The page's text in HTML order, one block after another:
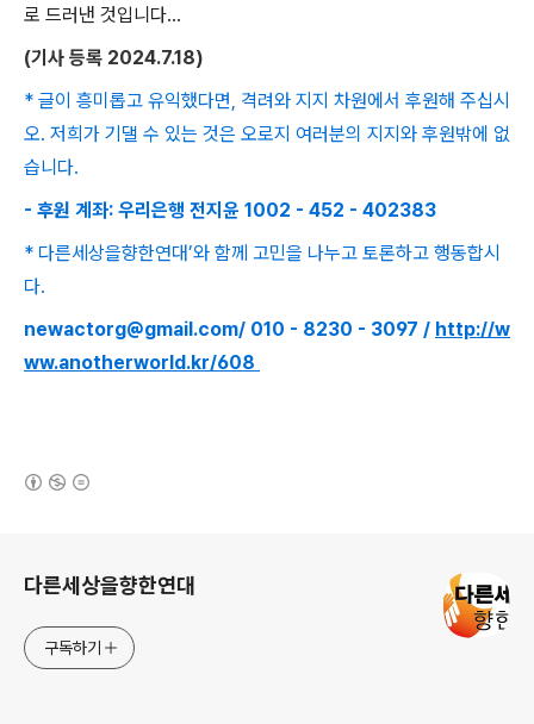
로 드러낸 것입니다...
(기사 등록 2024.7.18)
* 글이 흥미롭고 유익했다면, 격려와 지지 차원에서 후원해 주십시
오. 저희가 기댈 수 있는 것은 오로지 여러분의 지지와 후원밖에 없
습니다.
- 후원 계좌: 우리은행 전지윤 1002 - 452 - 402383
* 다른세상을향한연대’와 함께 고민을 나누고 토론하고 행동합시
다.
newactorg@gmail.com/ 010 - 8230 - 3097 / http://w
ww.anotherworld.kr/608
다른세상을향한연대
구독하기